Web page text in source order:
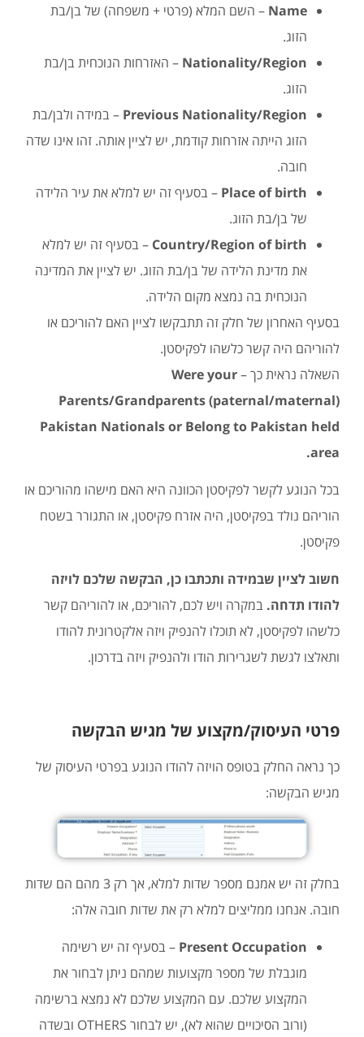
Name – השם המלא (פרטי + משפחה) של בן/בת
הזוג.
Nationality/Region – האזרחות הנוכחית בן/בת
הזוג.
Previous Nationality/Region – במידה ולבן/בת
הזוג הייתה אזרחות קודמת, יש לציין אותה. זהו אינו שדה
חובה.
Place of birth – בסעיף זה יש למלא את עיר הלידה
של בן/בת הזוג.
Country/Region of birth – בסעיף זה יש למלא
את מדינת הלידה של בן/בת הזוג. יש לציין את המדינה
הנוכחית בה נמצא מקום הלידה.
בסעיף האחרון של חלק זה תתבקשו לציין האם להוריכם או
להוריהם היה קשר כלשהו לפקיסטן.
השאלה נראית כך –Were your
Parents/Grandparents (paternal/maternal)
Pakistan Nationals or Belong to Pakistan held
area.
בכל הנוגע לקשר לפקיסטן הכוונה היא האם מישהו מהוריכם או
הוריהם נולד בפקיסטן, היה אזרח פקיסטן, או התגורר בשטח
פקיסטן.
חשוב לציין שבמידה ותכתבו כן, הבקשה שלכם לויזה
להודו תדחה. במקרה ויש לכם, להוריכם, או להוריהם קשר
כלשהו לפקיסטן, לא תוכלו להנפיק ויזה אלקטרונית להודו
ותאלצו לגשת לשגרירות הודו ולהנפיק ויזה בדרכון.
פרטי העיסוק/מקצוע של מגיש הבקשה
כך נראה החלק בטופס הויזה להודו הנוגע בפרטי העיסוק של
מגיש הבקשה:
בחלק זה יש אמנם מספר שדות למלא, אך רק 3 מהם הם שדות
חובה. אנחנו ממליצים למלא רק את שדות חובה אלה:
Present Occupation – בסעיף זה יש רשימה
מוגבלת של מספר מקצועות שמהם ניתן לבחור את
המקצוע שלכם. עם המקצוע שלכם לא נמצא ברשימה
(ורוב הסיכויים שהוא לא), יש לבחור OTHERS ובשדה